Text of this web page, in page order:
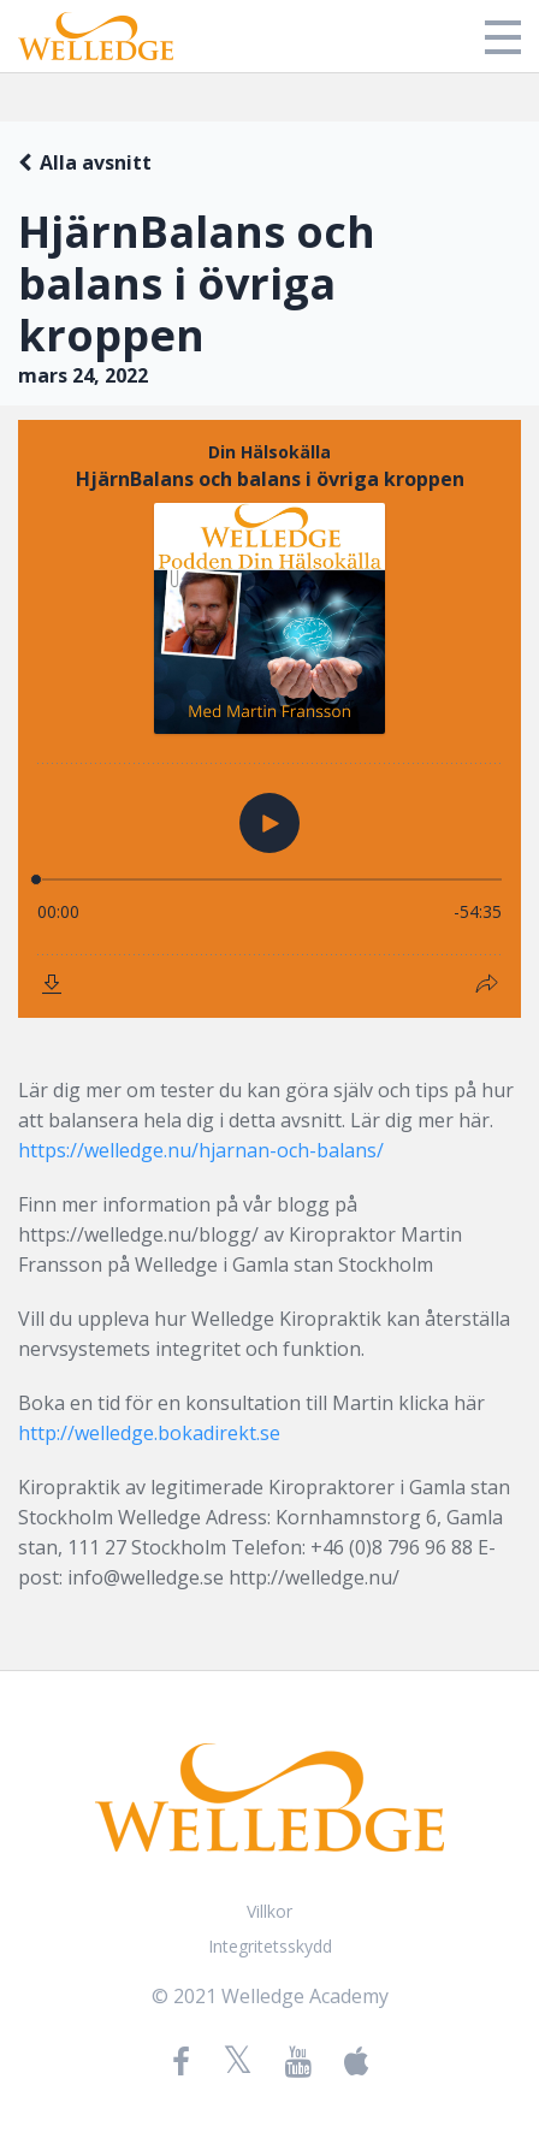
Mitt bibliotek
Om oss
Blog
Login
HjärnBalans och
balans i övriga
kroppen
Alla avsnitt
mars 24, 2022
Lär dig mer om tester du kan göra själv och tips på hur
att balansera hela dig i detta avsnitt. Lär dig mer här.
https://welledge.nu/hjarnan-och-balans/
Finn mer information på vår blogg på
https://welledge.nu/blogg/ av Kiropraktor Martin
Fransson på Welledge i Gamla stan Stockholm
Vill du uppleva hur Welledge Kiropraktik kan återställa
nervsystemets integritet och funktion.
Boka en tid för en konsultation till Martin klicka här
http://welledge.bokadirekt.se
Kiropraktik av legitimerade Kiropraktorer i Gamla stan
Stockholm Welledge Adress: Kornhamnstorg 6, Gamla
stan, 111 27 Stockholm Telefon: +46 (0)8 796 96 88 E-
post: info@welledge.se http://welledge.nu/
Villkor
Integritetsskydd
© 2021 Welledge Academy